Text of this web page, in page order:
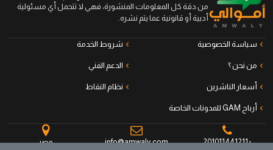
من دقة كل المعلومات المنشورة، فهي لا تتحمل أي مسئولية
أدبية أو قانونية عما يتم نشره.
سياسة الخصوصية شروط الخدمة
من نحن ؟ الدعم الفني
أسعار الناشرين نظام النقاط
أرباح GAM للمدونات الخاصة
+201011441211
info@amwaly.com مصر